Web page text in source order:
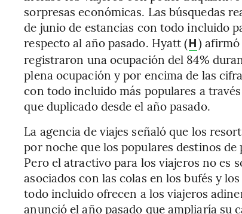
sorpresas económicas. Las búsquedas
de junio de estancias con todo incluido
respecto al año pasado. Hyatt (H)
registraron una ocupación del 84%
plena ocupación y por encima de las
con todo incluido más populares a
que duplicado desde el año pasado.
La agencia de viajes señaló que los
por noche que los populares destinos
Pero el atractivo para los viajeros no es
asociados con las colas en los bufés y
todo incluido ofrecen a los viajeros
anunció el año pasado que ampliaría su